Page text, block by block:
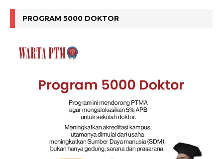
PROGRAM 5000 DOKTOR